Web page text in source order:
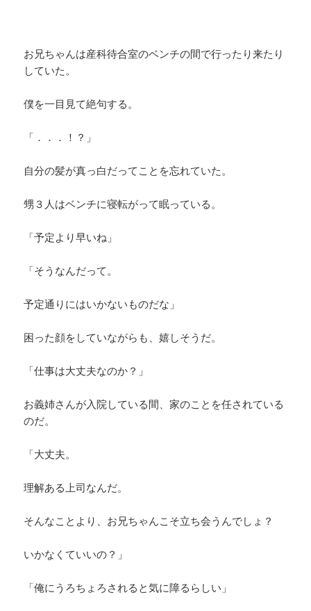
お兄ちゃんは産科待合室のベンチの間で行ったり来たり
していた。
僕を一目見て絶句する。
「．．．！？」
自分の髪が真っ白だってことを忘れていた。
甥３人はベンチに寝転がって眠っている。
「予定より早いね」
「そうなんだって。
予定通りにはいかないものだな」
困った顔をしていながらも、嬉しそうだ。
「仕事は大丈夫なのか？」
お義姉さんが入院している間、家のことを任されている
のだ。
「大丈夫。
理解ある上司なんだ。
そんなことより、お兄ちゃんこそ立ち会うんでしょ？
いかなくていいの？」
「俺にうろちょろされると気に障るらしい」